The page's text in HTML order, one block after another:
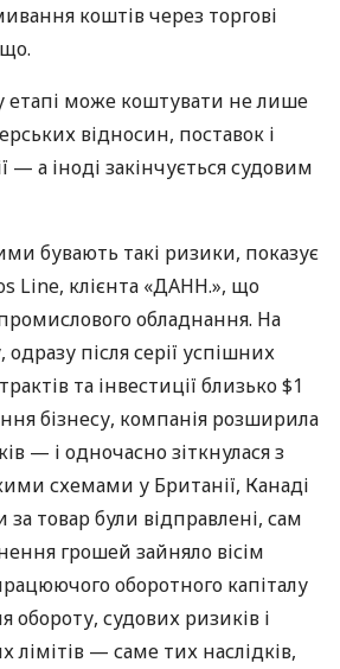
коштів через торгові
може коштувати не лише
відносин, поставок і
— а іноді закінчується судовим
бувають такі ризики, показує
Line, клієнта «ДАНН.», що
обладнання. На
після серії успішних
та інвестиції близько $1
бізнесу, компанія розширила
— і одночасно зіткнулася з
схемами у Британії, Канаді
за товар були відправлені, сам
грошей зайняло вісім
оборотного капіталу
обороту, судових ризиків і
лімітів — саме тих наслідків,